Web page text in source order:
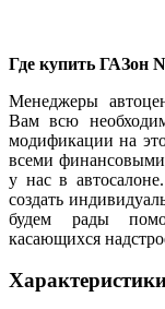
Где купить ГАЗон
Менеджеры
Вам всю
модификации на
всеми
у нас в
создать
будем рады
касающихся